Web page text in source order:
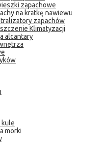
zapachowe
na kratkę nawiewu
zapachów
Klimatyzacji
alcantary
kule
morki